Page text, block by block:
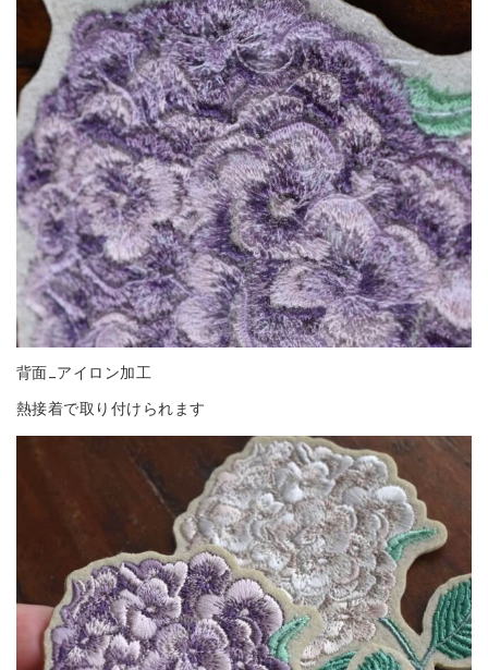
背面_アイロン加工
熱接着で取り付けられます